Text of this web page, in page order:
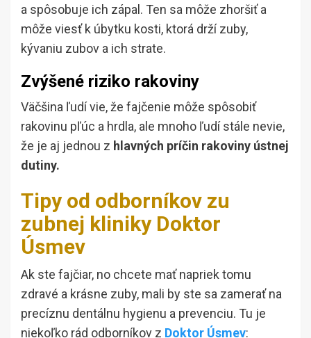
a spôsobuje ich zápal. Ten sa môže zhoršiť a
môže viesť k úbytku kosti, ktorá drží zuby,
kývaniu zubov a ich strate.
Zvýšené riziko rakoviny
Väčšina ľudí vie, že fajčenie môže spôsobiť
rakovinu pľúc a hrdla, ale mnoho ľudí stále nevie,
že je aj jednou z hlavných príčin rakoviny ústnej
dutiny.
Tipy od odborníkov zu
zubnej kliniky Doktor
Úsmev
Ak ste fajčiar, no chcete mať napriek tomu
zdravé a krásne zuby, mali by ste sa zamerať na
precíznu dentálnu hygienu a prevenciu. Tu je
niekoľko rád odborníkov z Doktor Úsmev: